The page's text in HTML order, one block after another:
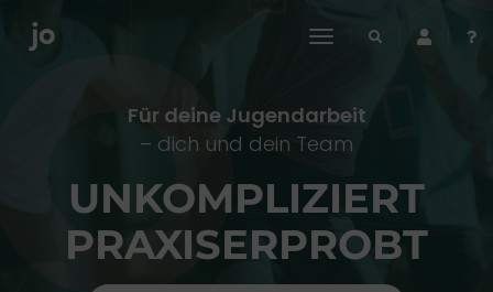
toggle
Für deine Jugendarbeit
– dich und dein Team
UNKOMPLIZIERT
PRAXISERPROBT